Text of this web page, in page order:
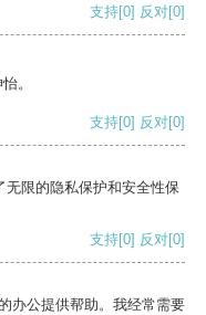
支持[0] 反对[0]
。
支持[0] 反对[0]
限的隐私保护和安全性保
支持[0] 反对[0]
办公提供帮助。我经常需要